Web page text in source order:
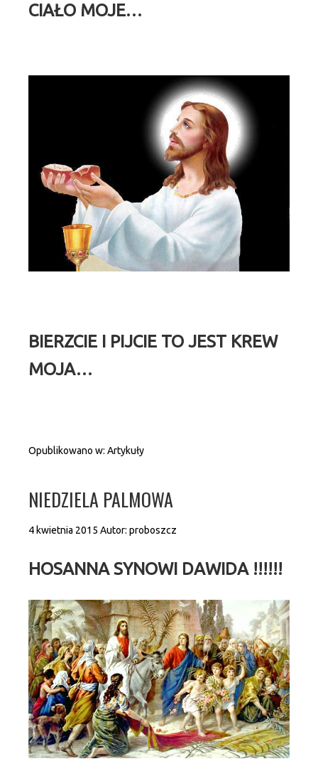
CIAŁO MOJE…
BIERZCIE I PIJCIE TO JEST KREW
MOJA…
Opublikowano w: Artykuły
NIEDZIELA PALMOWA
4 kwietnia 2015 Autor: proboszcz
HOSANNA SYNOWI DAWIDA !!!!!!